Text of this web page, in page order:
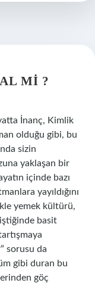
MI ?
İnanç, Kimlik
olduğu gibi, bu
sizin
yaklaşan bir
içinde bazı
yayıldığını
yemek kültürü,
basit
sorusu da
gibi duran bu
göç